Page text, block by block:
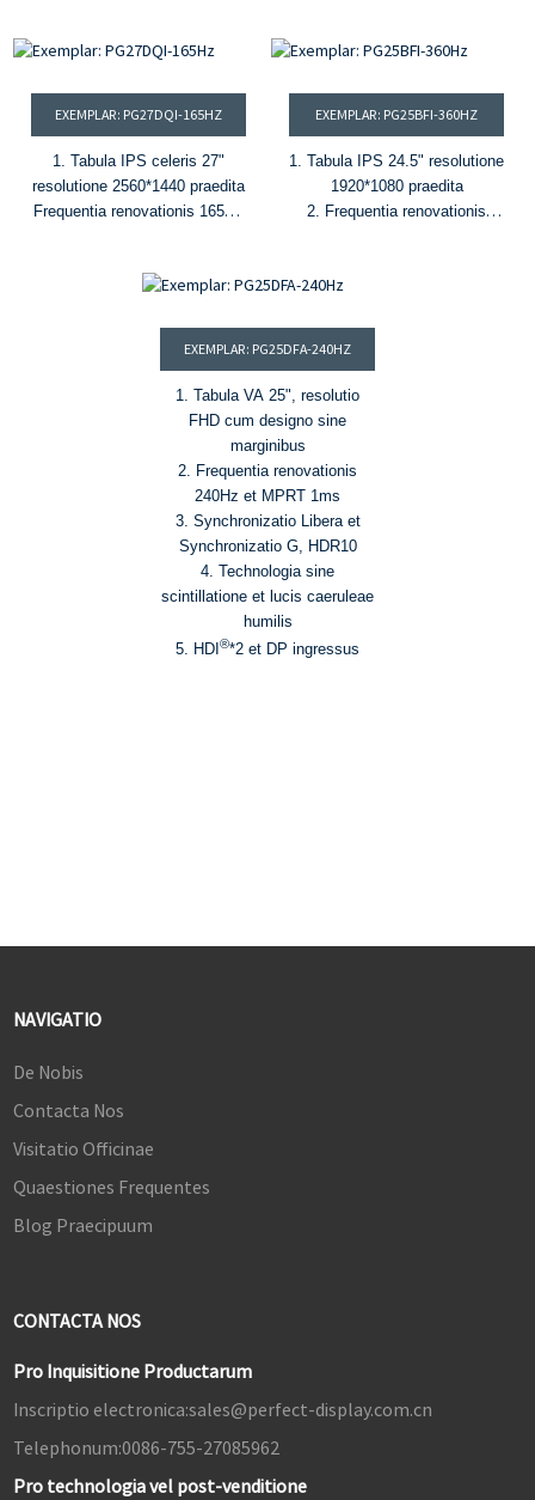
P3, et △E < 1.9
5. HDMI
, DP, USB-A, USB-B,
et USB-C (PD 65W)
EXEMPLAR: PG27DQI-165HZ
1. Tabula IPS celeris 27"
resolutione 2560*1440 praedita
Frequentia renovationis 165Hz
FreeSync
, portus DP, USB-A,
USB-B, et USB-C (PD 65W)
HDR400, 400cd/m² et proportio
contrastus 1000:1
EXEMPLAR: PG25BFI-360HZ
1. Tabula IPS 24.5" resolutione
1920*1080 praedita
2. Frequentia renovationis
sRGB gamma colorum
EXEMPLAR: PG25DFA-240HZ
1. Tabula VA 25", resolutio
FHD cum designo sine
marginibus
2. Frequentia renovationis
240Hz et MPRT 1ms
3. Synchronizatio Libera et
Synchronizatio G, HDR10
4. Technologia sine
scintillatione et lucis caeruleae
humilis
5. HDI ®*2 et DP ingressus
NAVIGATIO
De Nobis
Contacta Nos
Visitatio Officinae
Quaestiones Frequentes
Blog Praecipuum
CONTACTA NOS
Pro Inquisitione Productarum
Inscriptio electronica:sales@perfect-display.com.cn
Telephonum:0086-755-27085962
Pro technologia vel post-venditione